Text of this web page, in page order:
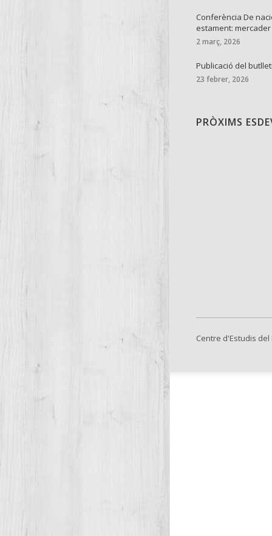
Conferència De
estament: mercader
2 març, 2026
Publicació del
23 febrer, 2026
PRÒXIMS
Centre d'Estudis